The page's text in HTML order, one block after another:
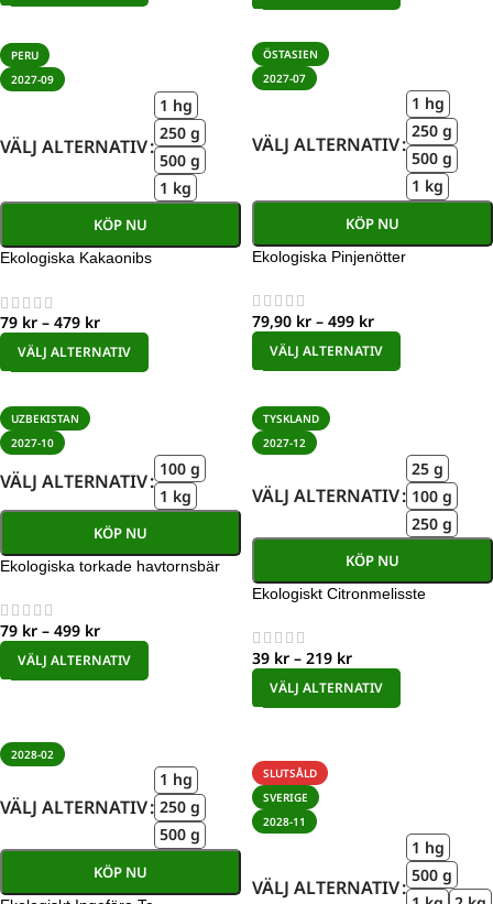
PERU
2027-09
VÄLJ ALTERNATIV
1 hg
250 g
500 g
1 kg
KÖP NU
Ekologiska Kakaonibs
79 kr – 479 kr
VÄLJ ALTERNATIV
ÖSTASIEN
2027-07
VÄLJ ALTERNATIV
1 hg
250 g
500 g
1 kg
KÖP NU
Ekologiska Pinjenötter
79,90 kr – 499 kr
VÄLJ ALTERNATIV
UZBEKISTAN
2027-10
VÄLJ ALTERNATIV
100 g
1 kg
KÖP NU
Ekologiska torkade havtornsbär
79 kr – 499 kr
VÄLJ ALTERNATIV
TYSKLAND
2027-12
VÄLJ ALTERNATIV
25 g
100 g
250 g
KÖP NU
Ekologiskt Citronmelisste
39 kr – 219 kr
VÄLJ ALTERNATIV
2028-02
VÄLJ ALTERNATIV
1 hg
250 g
500 g
KÖP NU
SLUTSÅLD
SVERIGE
2028-11
VÄLJ ALTERNATIV
1 hg
500 g